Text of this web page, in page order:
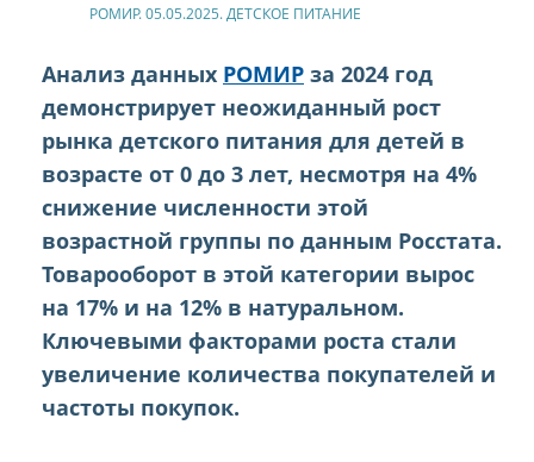
РОМИР. 05.05.2025. ДЕТСКОЕ ПИТАНИЕ
Анализ данных РОМИР за 2024 год
демонстрирует неожиданный рост
рынка детского питания для детей в
возрасте от 0 до 3 лет, несмотря на 4%
снижение численности этой
возрастной группы по данным Росстата.
Товарооборот в этой категории вырос
на 17% и на 12% в натуральном.
Ключевыми факторами роста стали
увеличение количества покупателей и
частоты покупок.